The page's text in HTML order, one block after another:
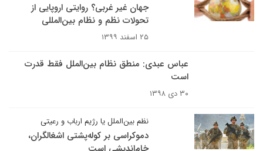
جهان غیر غربی؟ روایتی اروپایی از
تحولات نظم و نظام بین‌المللی
۲۵ اسفند ۱۳۹۹
عباس عبدی: منطق نظام بین‌الملل فقط قدرت
است
۳۰ دی ۱۳۹۸
نظم بین‌الملل یا رژیم ارباب و رعیتی
دموکراسی بر کوله‌پشتی اشغالگران،